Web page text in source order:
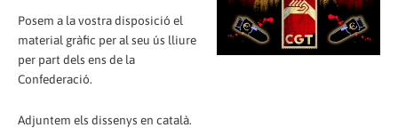
Posem a la vostra disposició el
material gràfic per al seu ús lliure
per part dels ens de la
Confederació.
Adjuntem els dissenys en català.